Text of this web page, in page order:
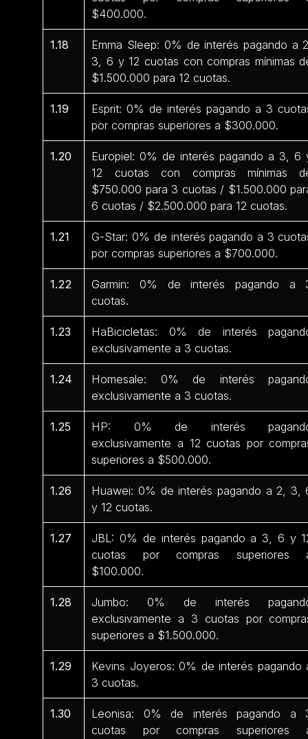
$400.000.
1.18
Emma Sleep: 0% de interés pagando a
3, 6 y 12 cuotas con compras mínimas
$1.500.000 para 12 cuotas.
1.19
Esprit: 0% de interés pagando a 3
por compras superiores a $300.000.
1.20
Europiel: 0% de interés pagando a 3, 6
12 cuotas con compras mínimas
$750.000 para 3 cuotas / $1.500.000
6 cuotas / $2.500.000 para 12 cuotas.
1.21
G-Star: 0% de interés pagando a 3
por compras superiores a $700.000.
1.22
Garmin: 0% de interés pagando a
cuotas.
1.23
HaBicicletas: 0% de interés
exclusivamente a 3 cuotas.
1.24
Homesale: 0% de interés
exclusivamente a 3 cuotas.
1.25
HP: 0% de interés
exclusivamente a 12 cuotas por
superiores a $500.000.
1.26
Huawei: 0% de interés pagando a 2, 3,
y 12 cuotas.
1.27
JBL: 0% de interés pagando a 3, 6 y
cuotas por compras superiores
$100.000.
1.28
Jumbo: 0% de interés
exclusivamente a 3 cuotas por
superiores a $1.500.000.
1.29
Kevins Joyeros: 0% de interés pagando
3 cuotas.
1.30
Leonisa: 0% de interés pagando a
cuotas por compras superiores